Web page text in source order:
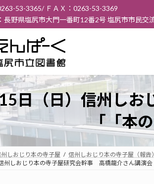
53-3365/ ＦＡＸ：0263-53-3369
長野県塩尻市大門一番町12番2号 塩尻市市民交
日（日）信州し
「「本
しおじり本の寺子屋 信州しおじり本の寺子屋（報告）
州しおじり本の寺子屋研究会幹事 高橋龍介さん講演会